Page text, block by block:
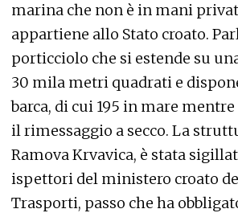
marina che non è in mani
appartiene allo Stato croato.
porticciolo che si estende su
30 mila metri quadrati e
barca, di cui 195 in mare
il rimessaggio a secco. La
Ramova Krvavica, è stata
ispettori del ministero croato
Trasporti, passo che ha